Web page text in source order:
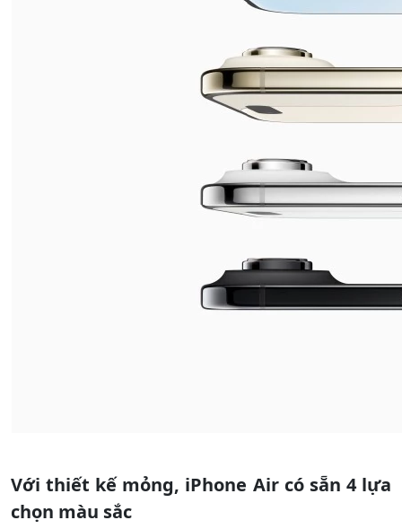
Với thiết kế mỏng, iPhone Air có sẵn 4 lựa
chọn màu sắc